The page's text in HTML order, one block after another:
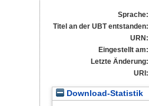
Sprache:
Titel an der UBT entstanden:
URN:
Eingestellt am:
Letzte Änderung:
URI:
Download-Statistik